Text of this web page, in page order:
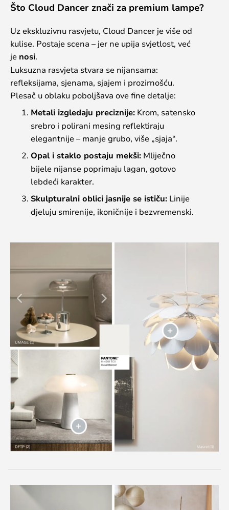
Što Cloud Dancer znači za premium lampe?
Uz ekskluzivnu rasvjetu, Cloud Dancer je više od
kulise. Postaje scena – jer ne upija svjetlost, već
je nosi.
Luksuzna rasvjeta stvara se nijansama:
refleksijama, sjenama, sjajem i prozirnošću.
Plesač u oblaku poboljšava ove fine detalje:
Metali izgledaju preciznije: Krom, satensko
srebro i polirani mesing reflektiraju
elegantnije – manje grubo, više „sjaja“.
Opal i staklo postaju mekši: Mliječno
bijele nijanse poprimaju lagan, gotovo
lebdeći karakter.
Skulpturalni oblici jasnije se ističu: Linije
djeluju smirenije, ikoničnije i bezvremenski.